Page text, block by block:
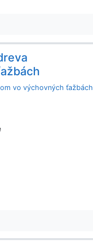
vo výchovných ťažbách